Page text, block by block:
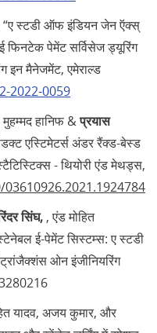
स्टडी ऑफ इंडियन जेन ऍक्स्‌
फिनटेक पेमेंट सर्विसेज ड्यूरिंग
इन मैनेजमेंट, एमेराल्ड
2022-0059
हानिफ &प्रयास
एस्टिमेटर्स अंडर रैंक्ड-बेस्ड
- थियोरी एंड मेथड्स,
सिंघ, , एंड मोहित
ई-पेमेंट सिस्टम्स: ए स्टडी
ओन इंजीनियरिंग
यादव, अजय कुमार, और